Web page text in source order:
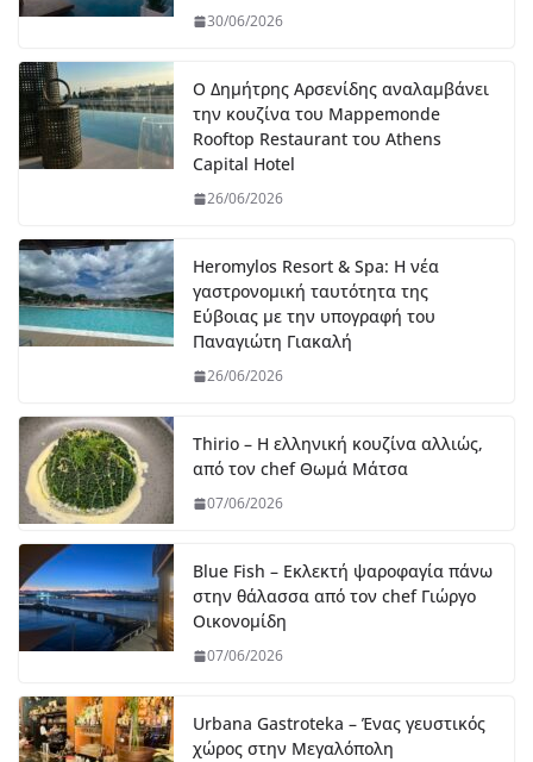
30/06/2026
Ο Δημήτρης Αρσενίδης αναλαμβάνει
την κουζίνα του Mappemonde
Rooftop Restaurant του Athens
Capital Hotel
26/06/2026
Heromylos Resort & Spa: Η νέα
γαστρονομική ταυτότητα της
Εύβοιας με την υπογραφή του
Παναγιώτη Γιακαλή
26/06/2026
Thirio – Η ελληνική κουζίνα αλλιώς,
από τον chef Θωμά Μάτσα
07/06/2026
Blue Fish – Εκλεκτή ψαροφαγία πάνω
στην θάλασσα από τον chef Γιώργο
Οικονομίδη
07/06/2026
Urbana Gastroteka – Ένας γευστικός
χώρος στην Μεγαλόπολη